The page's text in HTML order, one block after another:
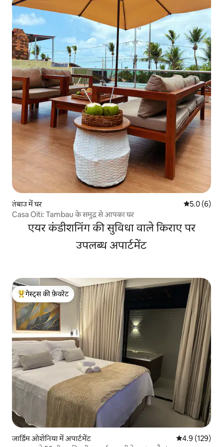
तंबाउ में घर औसत रेटिंग 5
5.0 (6)
Casa Oiti: Tambau के समुद्र से आपका घर
एयर कंडीशनिंग की सुविधा वाले किराए पर
उपलब्ध अपार्टमेंट
गेस्ट्स का टॉप फ़ेवरेट
गेस्ट्स की फ़ेवरेट
जार्डिम ओशेनिया में अपार्टमेंट औसत रेटिंग 5 में
4.9 (129)